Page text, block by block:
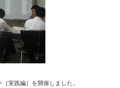
実践編］を開催しました。